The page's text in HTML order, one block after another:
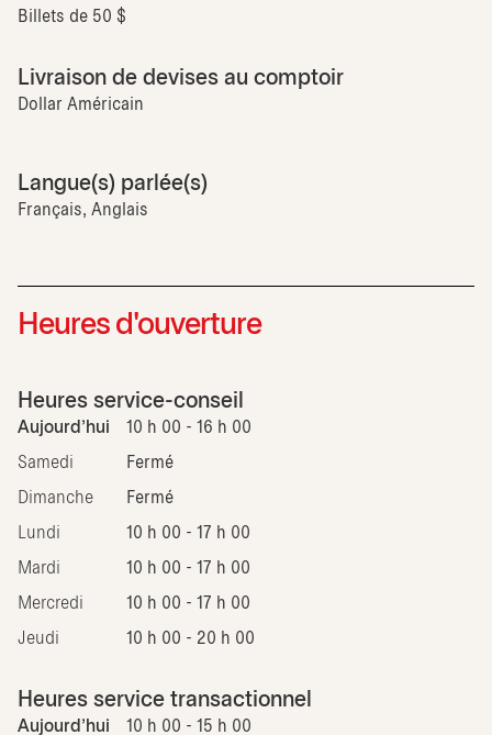
Billets de 50 $
Livraison de devises au comptoir
Dollar Américain
Langue(s) parlée(s)
Français, Anglais
Heures d'ouverture
Heures service-conseil
Aujourd'hui 10 h 00 - 16 h 00
Samedi Fermé
Dimanche Fermé
Lundi 10 h 00 - 17 h 00
Mardi 10 h 00 - 17 h 00
Mercredi 10 h 00 - 17 h 00
Jeudi 10 h 00 - 20 h 00
Heures service transactionnel
Aujourd'hui 10 h 00 - 15 h 00